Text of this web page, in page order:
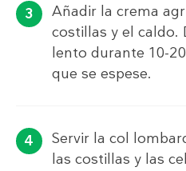
Añadir la crema
costillas y el caldo.
lento durante 10-
que se espese.
Servir la col
las costillas y las